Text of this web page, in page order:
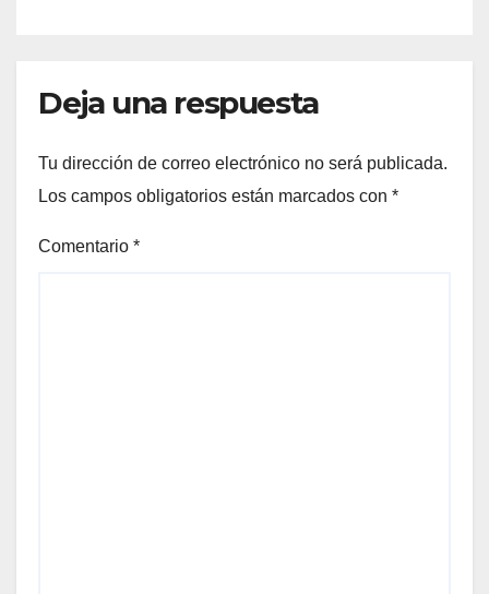
Deja una respuesta
Tu dirección de correo electrónico no será publicada.
Los campos obligatorios están marcados con *
Comentario *